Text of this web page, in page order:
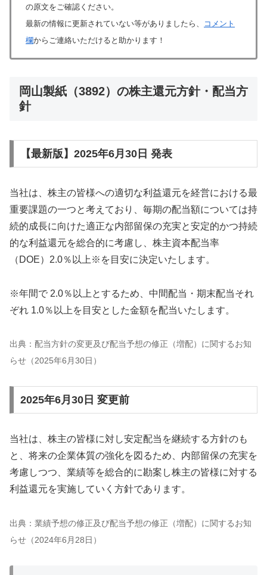
の原文をご確認ください。
最新の情報に更新されていない等がありましたら、
コメント
欄からご連絡いただけると助かります！
岡山製紙（3892）の株主還元方針・配当方
針
【最新版】2025年6月30日 発表
当社は、株主の皆様への適切な利益還元を経営における最
重要課題の一つと考えており、毎期の配当額については持
続的成長に向けた適正な内部留保の充実と安定的かつ持続
的な利益還元を総合的に考慮し、株主資本配当率
（DOE）2.0％以上※を目安に決定いたします。
※年間で 2.0％以上とするため、中間配当・期末配当それ
ぞれ 1.0％以上を目安とした金額を配当いたします。
出典：配当方針の変更及び配当予想の修正（増配）に関するお知
らせ（2025年6月30日）
2025年6月30日 変更前
当社は、株主の皆様に対し安定配当を継続する方針のも
と、将来の企業体質の強化を図るため、内部留保の充実を
考慮しつつ、業績等を総合的に勘案し株主の皆様に対する
利益還元を実施していく方針であります。
出典：業績予想の修正及び配当予想の修正（増配）に関するお知
らせ（2024年6月28日）